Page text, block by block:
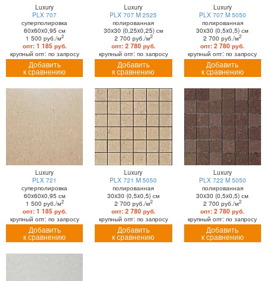
Luxury
PLX 707
суперполировка
60x60x0,95 см
1 500 руб./м2
опт: 1 185 руб.
крупный опт: по запросу
Добавить
к сравнению
Luxury
PLX 707 M 2525
полированная
30x30 (0,25x0,25) см
2 700 руб./м2
опт: 2 780 руб.
крупный опт: по запросу
Добавить
к сравнению
Luxury
PLX 707 M 5050
полированная
30x30 (0,5x0,5) см
2 700 руб./м2
опт: 2 780 руб.
крупный опт: по запросу
Добавить
к сравнению
Luxury
PLX 721
суперполировка
60x60x0,95 см
1 500 руб./м2
опт: 1 185 руб.
крупный опт: по запросу
Добавить
к сравнению
Luxury
PLX 721 M 5050
полированная
30x30 (0,5x0,5) см
2 700 руб./м2
опт: 2 780 руб.
крупный опт: по запросу
Добавить
к сравнению
Luxury
PLX 722 M 5050
полированная
30x30 (0,5x0,5) см
2 700 руб./м2
опт: 2 780 руб.
крупный опт: по запросу
Добавить
к сравнению